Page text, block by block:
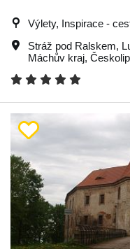
Výlety, Inspirace -
Stráž pod Ralskem,
Máchův kraj,